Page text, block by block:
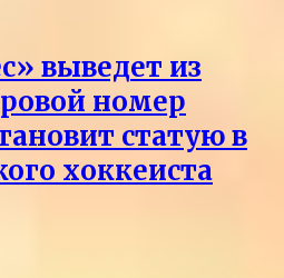
выведет из
номер
статую в
хоккеиста